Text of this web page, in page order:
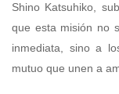
Shino Katsuhiko,
que esta misión no
inmediata, sino a
mutuo que unen a